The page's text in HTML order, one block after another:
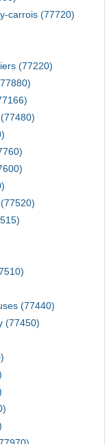
carrois (77720)
(77220)
(77440)
(77450)